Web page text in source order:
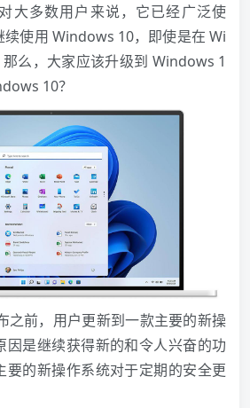
大多数用户来说，它已经广泛使
续使用 Windows 10，即使是在 Wi
么，大家应该升级到 Windows 1
10？
之前，用户更新到一款主要的新操
因是继续获得新的和令人兴奋的功
要的新操作系统对于定期的安全更